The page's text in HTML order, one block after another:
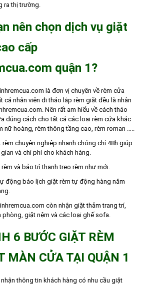
ra thị trường.
nên chọn dịch vụ giặt
cấp
quận 1?
là đơn vị chuyên về rèm cửa
cả nhân viên đi tháo lắp rèm giặt đều là nhân
Nên rất am hiểu về cách tháo
đúng cách cho tất cả các loại rèm cửa khác
nữ hoàng, rèm thông tầng cao, rèm roman …..
chuyên nghiệp nhanh chóng chỉ 48h giúp
và chi phí cho khách hàng.
và bảo trì thanh treo rèm như mới.
động báo lịch giặt rèm tự động hàng năm
còn nhận giặt thảm trang trí,
phòng, giặt nệm và các loại ghế sofa.
6 BƯỚC GIẶT RÈM
MÀN CỬA TẠI QUẬN 1
thông tin khách hàng có nhu cầu giặt